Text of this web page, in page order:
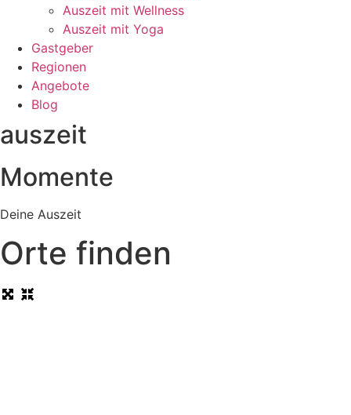
Auszeit mit Wellness
Auszeit mit Yoga
Gastgeber
Regionen
Angebote
Blog
auszeit
Momente
Deine Auszeit
Orte finden